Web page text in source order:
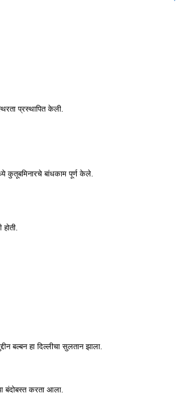
प्रस्थापित केली.
कुतूबमिनारचे बांधकाम पूर्ण केले.
बल्बन हा दिल्लीचा सुलतान झाला.
बंदोबस्त करता आला.